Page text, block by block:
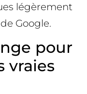
légèrement
Google.
pour
vraies